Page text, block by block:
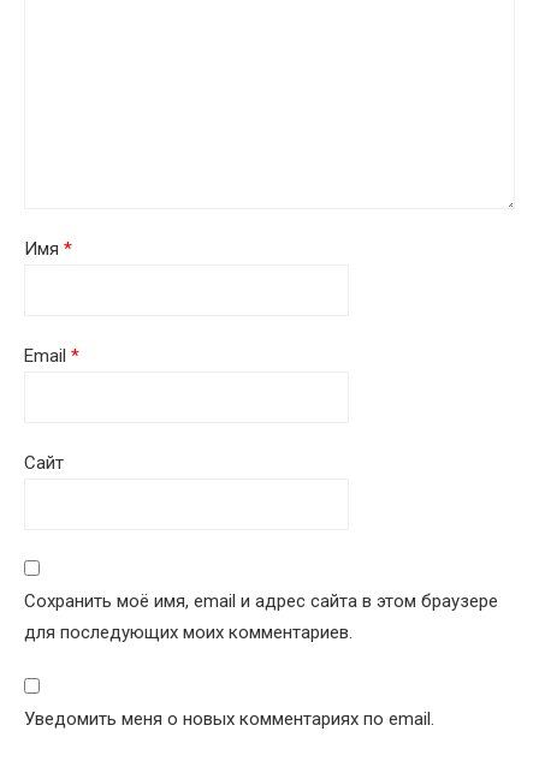
Имя *
Email *
Сайт
Сохранить моё имя, email и адрес сайта в этом браузере
для последующих моих комментариев.
Уведомить меня о новых комментариях по email.